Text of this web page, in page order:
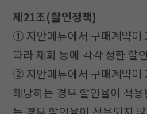
제21조(할인정책)
① 지안에듀에서 구매계약이
따라 재화 등에 각각 정한 할
② 지안에듀에서 구매계약이
해당하는 경우 할인율이 적